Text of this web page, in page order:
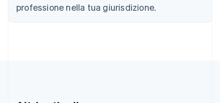
professione nella tua giurisdizione.
Croazia
Danimarca